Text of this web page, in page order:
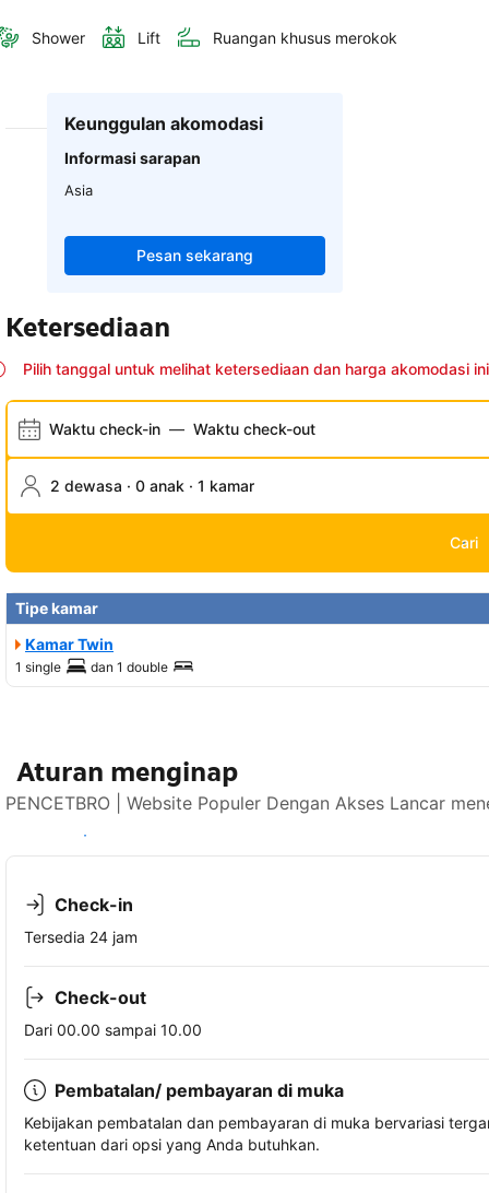
Shower Lift Ruangan khusus merokok
Keunggulan akomodasi
Informasi sarapan
Asia
Pesan sekarang
Ketersediaan
Pilih tanggal untuk melihat ketersediaan dan harga akomodasi ini
Waktu check-in — Waktu check-out
2 dewasa · 0 anak · 1 kamar
Cari
Tipe kamar
Kamar Twin
1 single dan 1 double
Aturan menginap
PENCETBRO | Website Populer Dengan Akses Lancar
Lihat ketersediaan
Check-in
Tersedia 24 jam
Check-out
Dari 00.00 sampai 10.00
Pembatalan/ pembayaran di muka
Kebijakan pembatalan dan pembayaran di muka bervariasi
ketentuan dari opsi yang Anda butuhkan.